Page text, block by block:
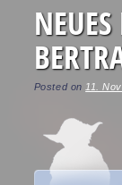
Posted on 11.